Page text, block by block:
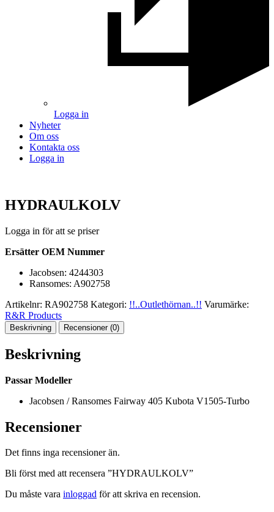
Logga in
Nyheter
Om oss
Kontakta oss
Logga in
HYDRAULKOLV
Logga in för att se priser
Ersätter OEM Nummer
Jacobsen: 4244303
Ransomes: A902758
Artikelnr: RA902758 Kategori: !!..Outlethörnan..!! Varumärke:
R&R Products
Beskrivning Recensioner (0)
Beskrivning
Passar Modeller
Jacobsen / Ransomes Fairway 405 Kubota V1505-Turbo
Recensioner
Det finns inga recensioner än.
Bli först med att recensera ”HYDRAULKOLV”
Du måste vara inloggad för att skriva en recension.